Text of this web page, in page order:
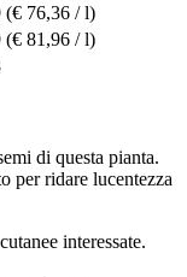
(€ 76,36 / l)
(€ 81,96 / l)
di questa pianta.
per ridare lucentezza
interessate.